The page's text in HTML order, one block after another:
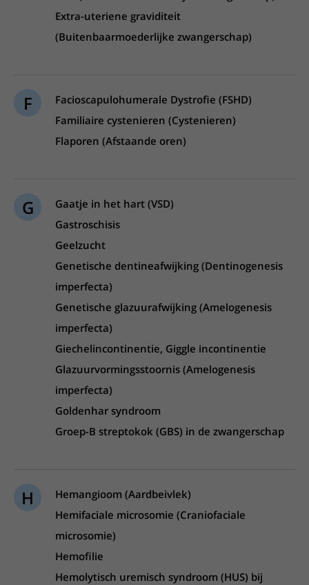
Extra-uteriene graviditeit
(Buitenbaarmoederlijke zwangerschap)
F
Facioscapulohumerale Dystrofie (FSHD)
Familiaire cystenieren (Cystenieren)
Flaporen (Afstaande oren)
G
Gaatje in het hart (VSD)
Gastroschisis
Geelzucht
Genetische dentineafwijking (Dentinogenesis
imperfecta)
Genetische glazuurafwijking (Amelogenesis
imperfecta)
Giechelincontinentie, Giggle incontinentie
Glazuurvormingsstoornis (Amelogenesis
imperfecta)
Goldenhar syndroom
Groep-B streptokok (GBS) in de zwangerschap
H
Hemangioom (Aardbeivlek)
Hemifaciale microsomie (Craniofaciale
microsomie)
Hemofilie
Hemolytisch uremisch syndroom (HUS) bij